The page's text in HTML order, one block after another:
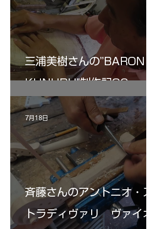
三浦美樹さんの”BARON・
KUNUPU"制作記30
斉藤さんのアントニオ・ス
トラディヴァリ ヴァイオ
7月18日